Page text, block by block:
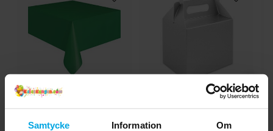
Samtycke Information Om
Plastduk - Mörkgrön
Partybox - Silver